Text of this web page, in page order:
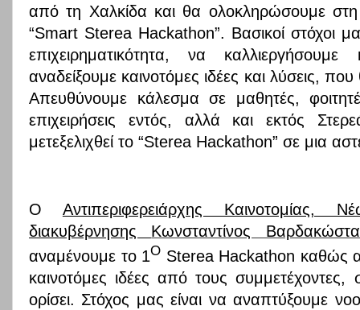
από τη Χαλκίδα και θα ολοκληρώσουμε
“Smart Sterea Hackathon”. Βασικοί στόχοι
επιχειρηματικότητα, να
αναδείξουμε καινοτόμες ιδέες και λύσεις, που
Απευθύνουμε κάλεσμα σε μαθητές,
επιχειρήσεις εντός, αλλά και εκτός
μετεξελιχθεί το “Sterea Hackathon” σε μια
Ο Αντιπεριφερειάρχης
διακυβέρνησης Κωνσταντίνος
αναμένουμε το 1Ο Sterea Hackathon καθώς
καινοτόμες ιδέες από τους συμμετέχοντες,
ορίσει. Στόχος μας είναι να αναπτύξουμε